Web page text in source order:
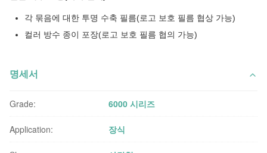
각 묶음에 대한 투명 수축 필름(로고 보호 필름 협상 가능)
컬러 방수 종이 포장(로고 보호 필름 협의 가능)
명세서
Grade: 6000 시리즈
Application: 장식